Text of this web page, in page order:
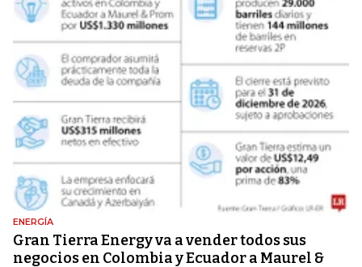
ENERGÍA
Gran Tierra Energy va a vender todos sus
negocios en Colombia y Ecuador a Maurel &